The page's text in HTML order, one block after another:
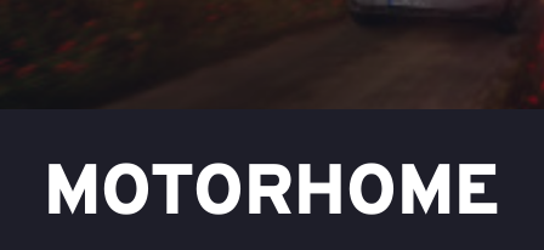
MOTORHOME